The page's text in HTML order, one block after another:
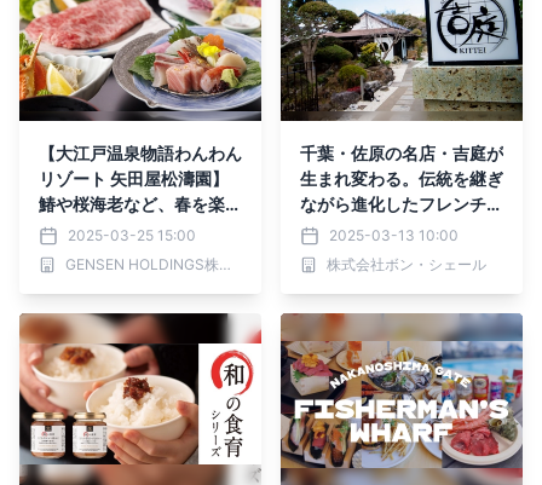
【大江戸温泉物語わんわん
リゾート 矢田屋松濤園】
鰆や桜海老など、春を楽し
む会席料理がスタート
2025-03-25 15:00
GENSEN HOLDINGS株式会社
千葉・佐原の名店・吉庭が
生まれ変わる。伝統を継ぎ
ながら進化したフレンチを
心ゆくまで堪能。≪2025
年3月22日(土) リニューア
ルオープン≫
2025-03-13 10:00
株式会社ボン・シェール